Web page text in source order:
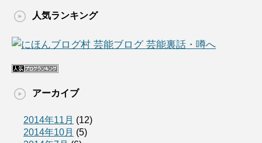
人気ランキング
アーカイブ
2014年11月 (12)
2014年10月 (5)